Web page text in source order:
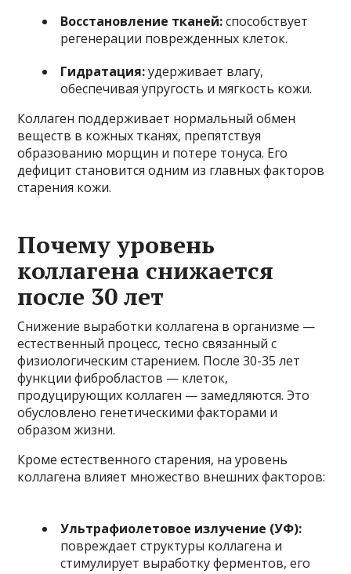
Восстановление тканей:способствует
регенерации поврежденных клеток.
Гидратация:удерживает влагу,
обеспечивая упругость и мягкость кожи.
Коллаген поддерживает нормальный обмен
веществ в кожных тканях, препятствуя
образованию морщин и потере тонуса. Его
дефицит становится одним из главных факторов
старения кожи.
Почему уровень
коллагена снижается
после 30 лет
Снижение выработки коллагена в организме —
естественный процесс, тесно связанный с
физиологическим старением. После 30-35 лет
функции фибробластов — клеток,
продуцирующих коллаген — замедляются. Это
обусловлено генетическими факторами и
образом жизни.
Кроме естественного старения, на уровень
коллагена влияет множество внешних факторов:
Ультрафиолетовое излучение (УФ):
повреждает структуры коллагена и
стимулирует выработку ферментов, его